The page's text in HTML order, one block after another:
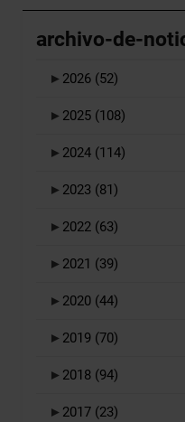
archivo-de-
► 2026 (52)
► 2025 (108)
► 2024 (114)
► 2023 (81)
► 2022 (63)
► 2021 (39)
► 2020 (44)
► 2019 (70)
► 2018 (94)
► 2017 (23)